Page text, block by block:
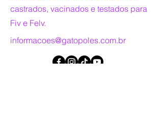
castrados, vacinados e testados para
Fiv e Felv.
informacoes@gatopoles.com.br